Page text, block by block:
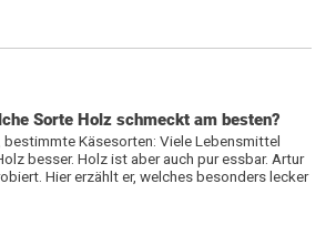
Sorte Holz schmeckt am besten?
Käsesorten: Viele Lebensmittel
besser. Holz ist aber auch pur essbar. Artur
Hier erzählt er, welches besonders lecker